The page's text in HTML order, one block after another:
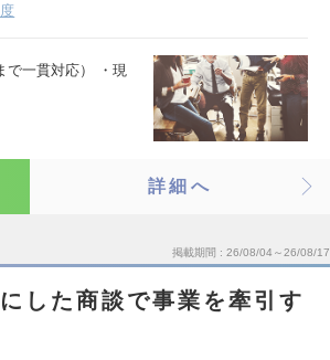
で一貫対応） ・現
詳細へ
掲載期間 26/08/04～26/08/17
した商談で事業を牽引す